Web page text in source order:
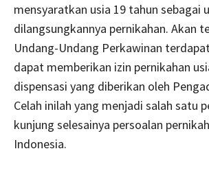
mensyaratkan usia 19 tahun sebagai
dilangsungkannya pernikahan. Akan
Undang-Undang Perkawinan
dapat memberikan izin pernikahan
dispensasi yang diberikan oleh
Celah inilah yang menjadi salah satu
kunjung selesainya persoalan
Indonesia.